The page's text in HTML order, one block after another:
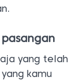
yang telah
kamu